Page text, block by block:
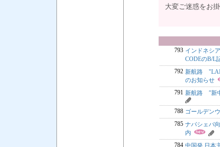
大変ご迷惑をお
793 インドネシ
CODEのB/L
792 新航路
のお知らせ
791 新航路 ”新
788 ゴールデン
785 ナバシェバ
内
784 中国発 日本